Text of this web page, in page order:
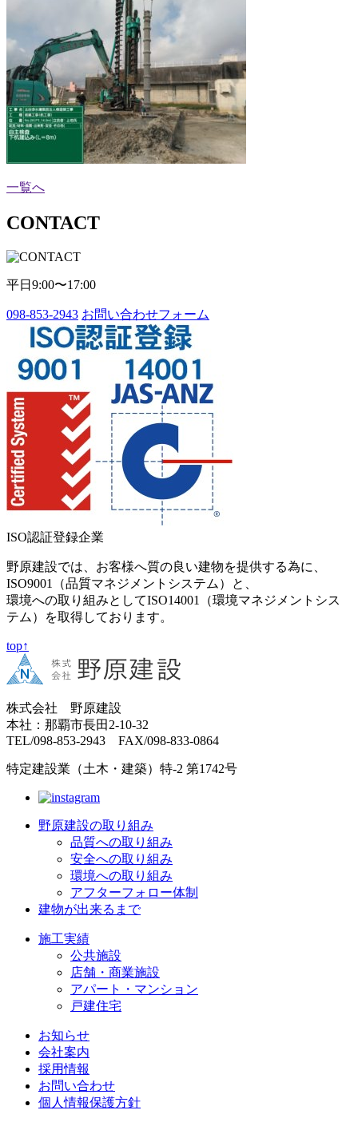
一覧へ
CONTACT
平日9:00〜17:00
098-853-2943 お問い合わせフォーム
ISO認証登録企業
野原建設では、お客様へ質の良い建物を提供する為に、
ISO9001（品質マネジメントシステム）と、
環境への取り組みとしてISO14001（環境マネジメントシス
テム）を取得しております。
top↑
株式会社 野原建設
本社：那覇市長田2-10-32
TEL/098-853-2943 FAX/098-833-0864
特定建設業（土木・建築）特-2 第1742号
野原建設の取り組み
品質への取り組み
安全への取り組み
環境への取り組み
アフターフォロー体制
建物が出来るまで
施工実績
公共施設
店舗・商業施設
アパート・マンション
戸建住宅
お知らせ
会社案内
採用情報
お問い合わせ
個人情報保護方針